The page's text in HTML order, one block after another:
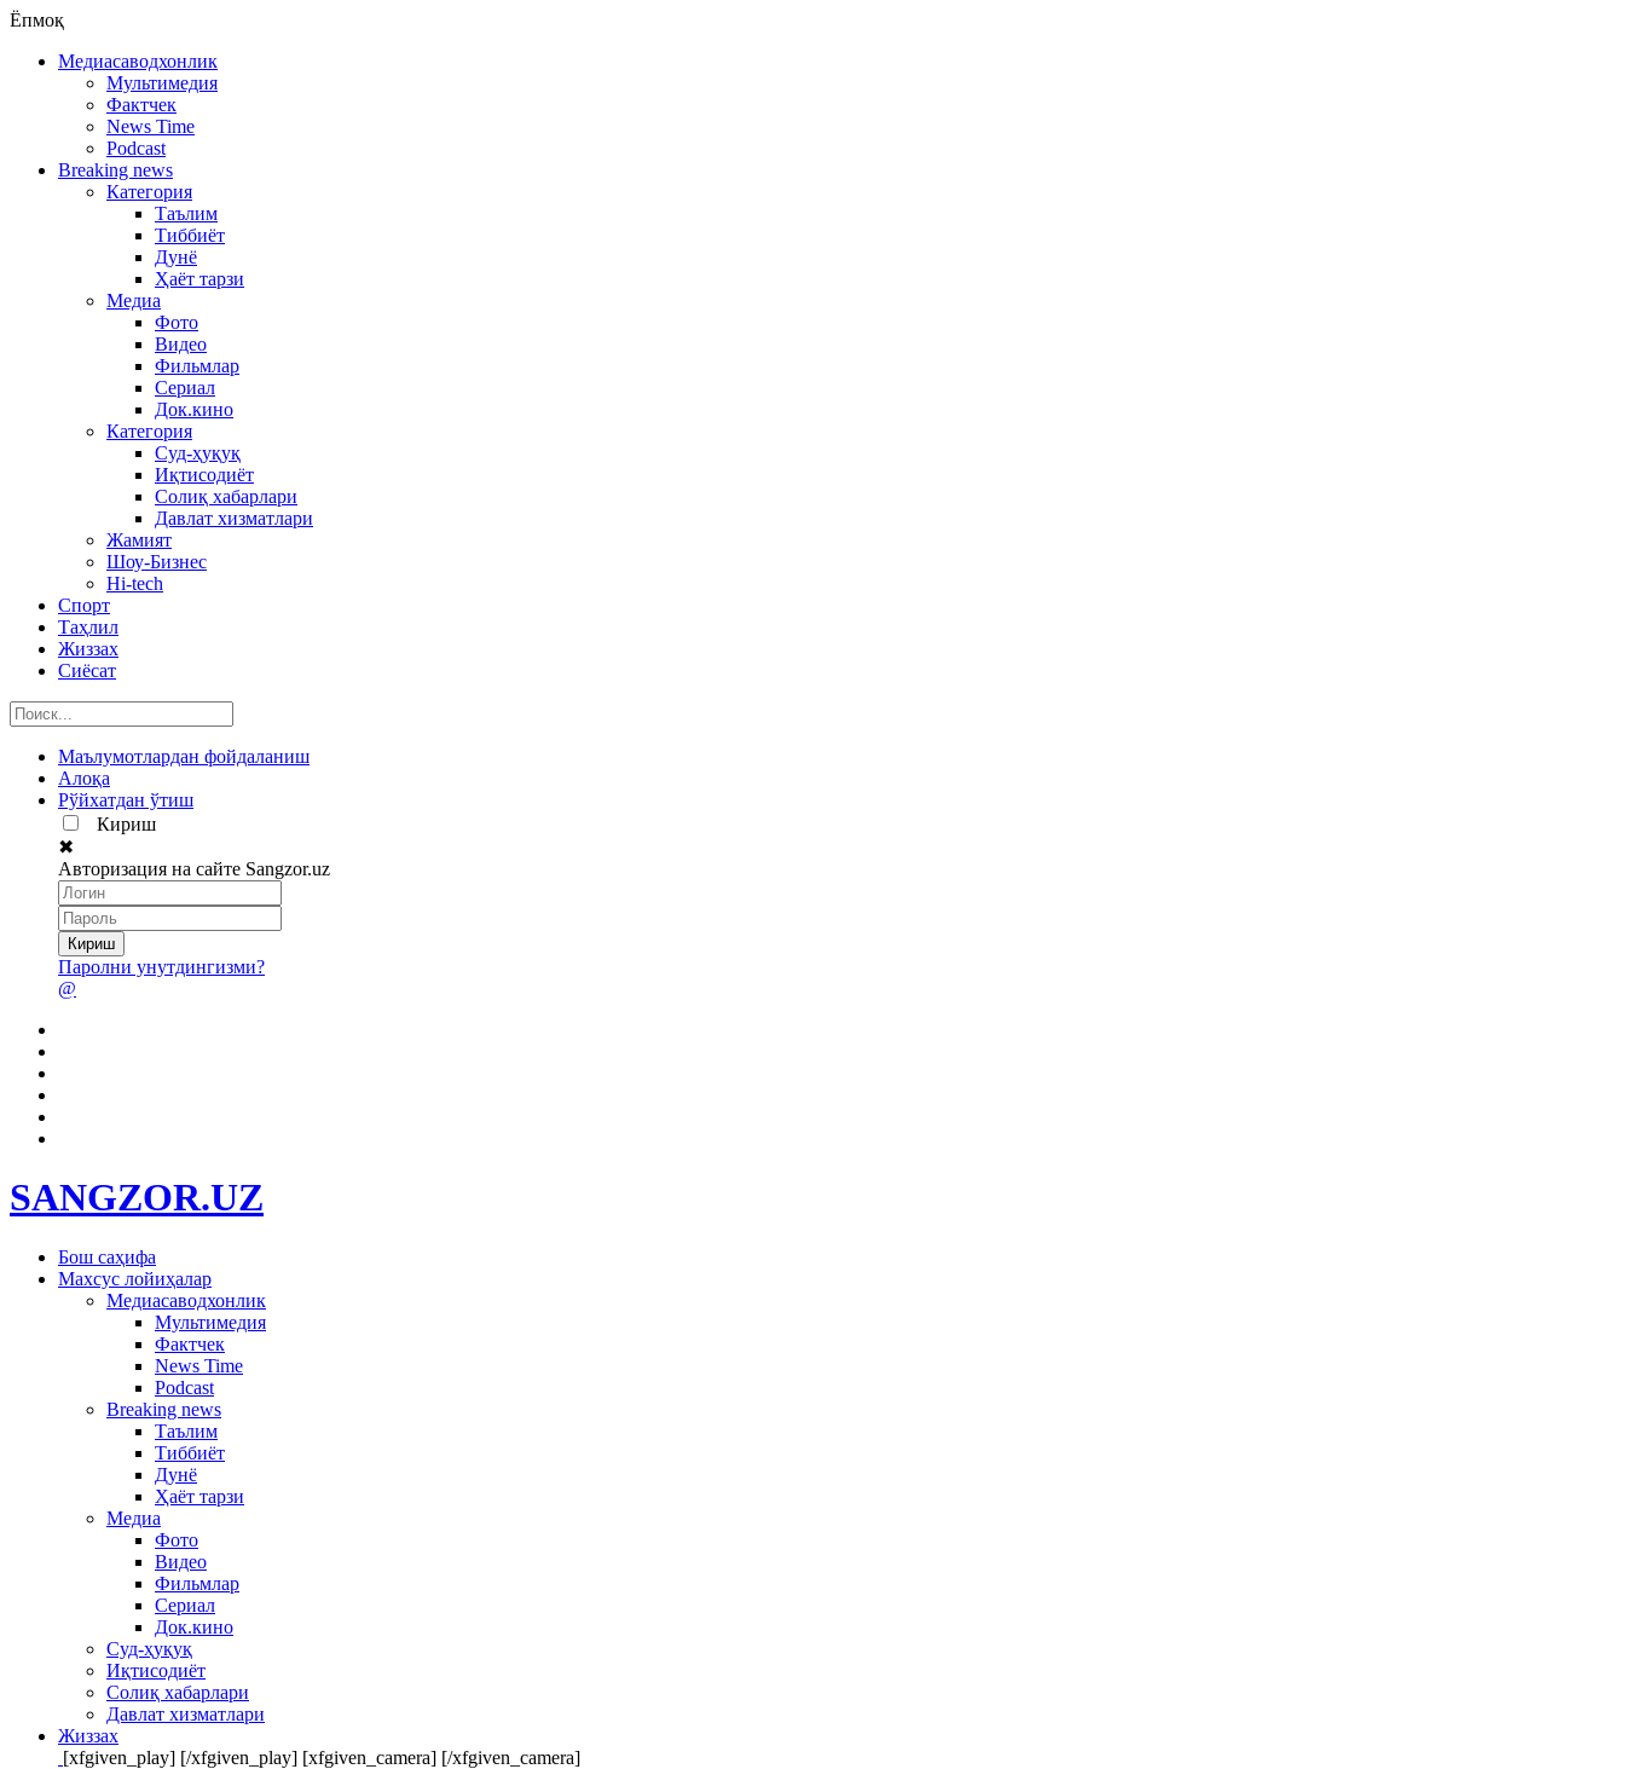
Ёпмоқ
Медиасаводхонлик
Мультимедия
Фактчек
News Time
Podcast
Breaking news
Категория
Таълим
Тиббиёт
Дунё
Ҳаёт тарзи
Медиа
Фото
Видео
Фильмлар
Сериал
Док.кино
Категория
Суд-ҳуқуқ
Иқтисодиёт
Солиқ хабарлари
Давлат хизматлари
Жамият
Шоу-Бизнес
Hi-tech
Спорт
Таҳлил
Жиззах
Сиёсат
Маълумотлардан фойдаланиш
Алоқа
Рўйхатдан ўтиш
Кириш
✖
Авторизация на сайте Sangzor.uz
Паролни унутдингизми?
@
SANGZOR.UZ
Бош саҳифа
Махсус лойиҳалар
Медиасаводхонлик
Мультимедия
Фактчек
News Time
Podcast
Breaking news
Таълим
Тиббиёт
Дунё
Ҳаёт тарзи
Медиа
Фото
Видео
Фильмлар
Сериал
Док.кино
Суд-ҳуқуқ
Иқтисодиёт
Солиқ хабарлари
Давлат хизматлари
Жиззах
[xfgiven_play] [/xfgiven_play] [xfgiven_camera] [/xfgiven_camera]